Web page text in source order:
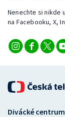
Veslování
Vodní slalom
Nenechte si nikde
na Facebooku, X,
Divácké centrum